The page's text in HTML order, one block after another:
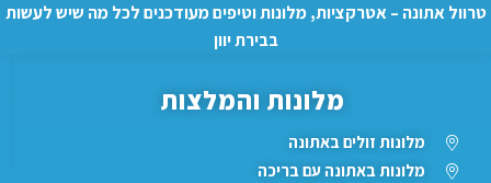
מלונות והמלצות
מלונות זולים באתונה
מלונות באתונה עם בריכה
טרוול אתונה – אטרקציות, מלונות וטיפים מעודכנים לכל מה שיש לעשות
בבירת יוון